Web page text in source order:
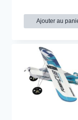
Ajouter au